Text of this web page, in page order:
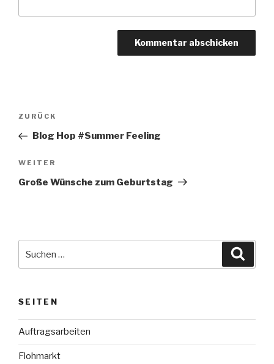
Beitragsnavigation
Vorheriger
Beitrag
ZURÜCK
Blog Hop #Summer Feeling
Nächster
Beitrag
WEITER
Große Wünsche zum Geburtstag
nach:
SEITEN
Auftragsarbeiten
Flohmarkt